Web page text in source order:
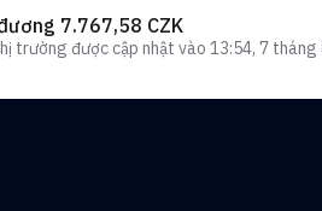
7.767,58 CZK
trường được cập nhật vào 13:54, 7 tháng